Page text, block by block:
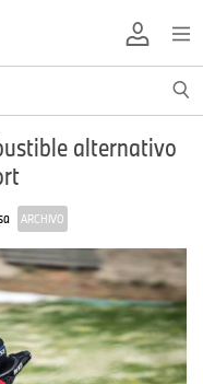
alternativo
ARCHIVO